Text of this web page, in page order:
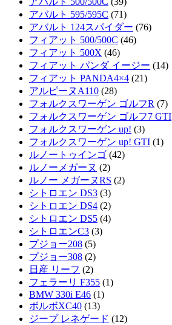
アバルト 595/595C (71)
アバルト 124スパイダー (76)
フィアット 500/500C (46)
フィアット 500X (46)
フィアット パンダ イージー (14)
フィアット PANDA4×4 (21)
アルピーヌA110 (28)
フォルクスワーゲン ゴルフR (7)
フォルクスワーゲン ゴルフ7 GTI
フォルクスワーゲン up! (3)
フォルクスワーゲン up! GTI (1)
ルノートゥインゴ (42)
ルノーメガーヌ (2)
ルノー メガーヌRS (2)
シトロエン DS3 (3)
シトロエン DS4 (2)
シトロエン DS5 (4)
シトロエンC3 (3)
プジョー208 (5)
プジョー308 (2)
日産 リーフ (2)
フェラーリ F355 (1)
BMW 330i E46 (1)
ボルボXC40 (13)
ジープ レネゲード (12)